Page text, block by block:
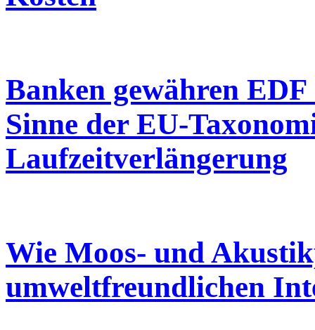
Banken gewähren
Sinne der EU-
Laufzeitverlängerung
Wie Moos- und
umweltfreundlichen